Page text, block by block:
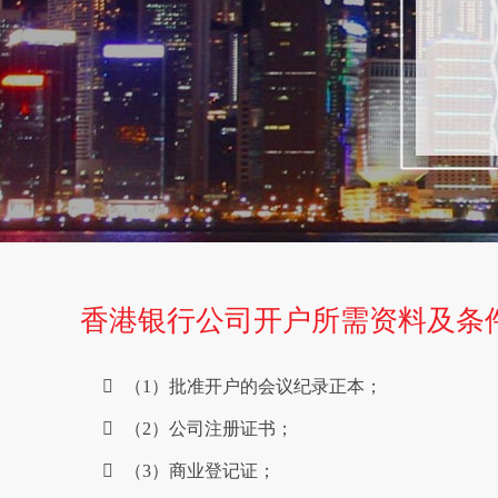
香港银行公司开户所需资料及条
（1）批准开户的会议纪录正本；
（2）公司注册证书；
（3）商业登记证；